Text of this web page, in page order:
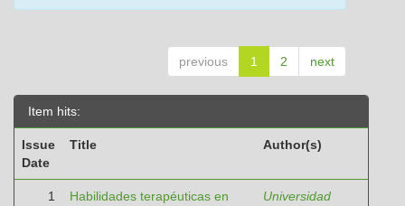
previous 1 2 next
Item hits:
Issue
Date
Title Author(s)
1
Habilidades terapéuticas en
Universidad